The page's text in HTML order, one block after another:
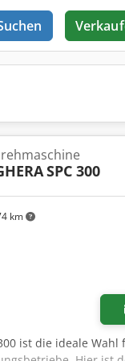
km
SPC 300
300 ist die ideale Wahl